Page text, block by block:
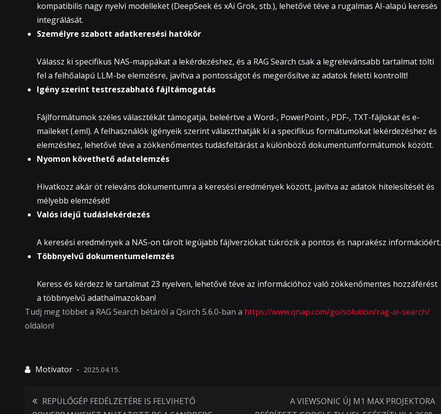
kompatibilis nagy nyelvi modelleket (DeepSeek és xAi Grok, stb.), lehetővé téve a rugalmas AI-alapú keresés
integrálását.
Személyre szabott adatkeresési hatókör
Válassz ki specifikus NAS-mappákat a lekérdezéshez, és a RAG Search csak a legrelevánsabb tartalmat tölti
fel a felhőalapú LLM-be elemzésre, javítva a pontosságot és megerősítve az adatok feletti kontrollt!
Igény szerint testreszabható fájltámogatás
Fájlformátumok széles választékát támogatja, beleértve a Word-, PowerPoint-, PDF-, TXT-fájlokat és e-
maileket (.eml). A felhasználók igényeik szerint választhatják ki a specifikus formátumokat lekérdezéshez és
elemzéshez, lehetővé téve a zökkenőmentes tudásfeltárást a különböző dokumentumformátumok között.
Nyomon követhető adatelemzés
Hivatkozz akár öt releváns dokumentumra a keresési eredmények között, javítva az adatok hitelesítését és
mélyebb elemzését!
Valós idejű tudáslekérdezés
A keresési eredmények a NAS-on tárolt legújabb fájlverziókat tükrözik a pontos és naprakész információért.
Többnyelvű dokumentumelemzés
Keress és kérdezz le tartalmat 23 nyelven, lehetővé téve az információhoz való zökkenőmentes hozzáférést
a többnyelvű adathalmazokban!
Tudj meg többet a RAG Search bétáról a Qsirch 5.6.0-ban a https://www.qnap.com/go/solution/rag-ai-search/
oldalon!
2025.04.15.
Bejegyzés
REPÜLŐGÉP FEDÉLZETÉRE IS FELVIHETŐ
A VIEWSONIC ÚJ M1 MAX PROJEKTORA